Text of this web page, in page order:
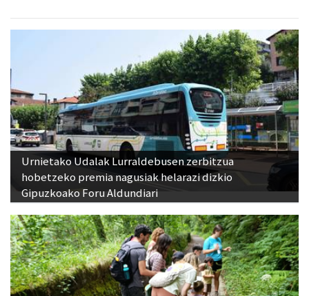
Urnietako Udalak Lurraldebusen zerbitzua
hobetzeko premia nagusiak helarazi dizkio
Gipuzkoako Foru Aldundiari